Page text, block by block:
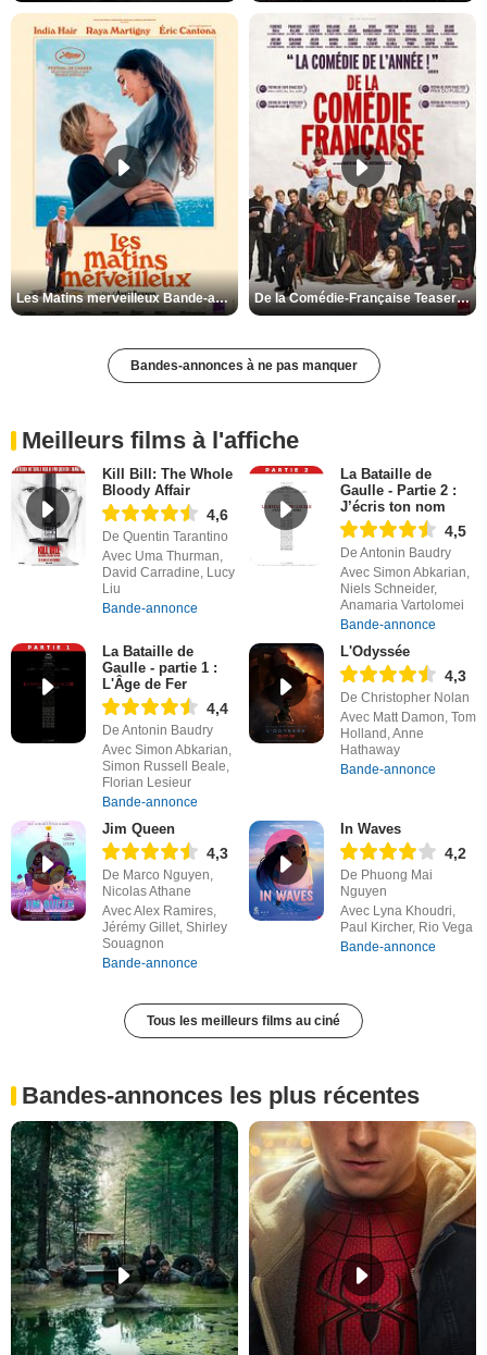
Les Matins merveilleux Bande-annonce VF De la Comédie-Française Teaser VF
Bandes-annonces à ne pas manquer
Meilleurs films à l'affiche
Kill Bill: The Whole
Bloody Affair
4,6
De Quentin Tarantino
Avec Uma Thurman,
David Carradine, Lucy
Liu
Bande-annonce
La Bataille de
Gaulle - Partie 2 :
J’écris ton nom
4,5
De Antonin Baudry
Avec Simon Abkarian,
Niels Schneider,
Anamaria Vartolomei
Bande-annonce
La Bataille de
Gaulle - partie 1 :
L'Âge de Fer
4,4
De Antonin Baudry
Avec Simon Abkarian,
Simon Russell Beale,
Florian Lesieur
Bande-annonce
L'Odyssée
4,3
De Christopher Nolan
Avec Matt Damon, Tom
Holland, Anne
Hathaway
Bande-annonce
Jim Queen
4,3
De Marco Nguyen,
Nicolas Athane
Avec Alex Ramires,
Jérémy Gillet, Shirley
Souagnon
Bande-annonce
In Waves
4,2
De Phuong Mai
Nguyen
Avec Lyna Khoudri,
Paul Kircher, Rio Vega
Bande-annonce
Tous les meilleurs films au ciné
Bandes-annonces les plus récentes